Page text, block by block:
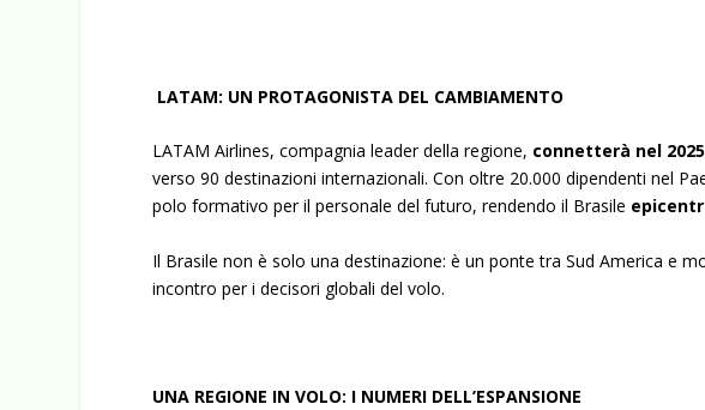
LATAM: UN PROTAGONISTA DEL CAMBIAMENTO
LATAM Airlines, compagnia leader della regione, connetterà nel
verso 90 destinazioni internazionali. Con oltre 20.000 dipendenti nel
polo formativo per il personale del futuro, rendendo il Brasile
Il Brasile non è solo una destinazione: è un ponte tra Sud America e
incontro per i decisori globali del volo.
UNA REGIONE IN VOLO: I NUMERI DELL’ESPANSIONE